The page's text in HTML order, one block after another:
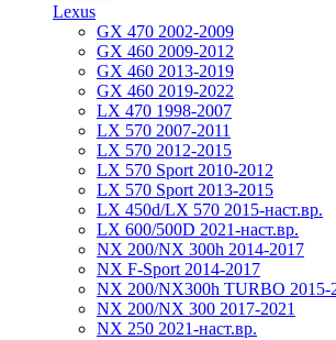
Lexus
GX 470 2002-2009
GX 460 2009-2012
GX 460 2013-2019
GX 460 2019-2022
LX 470 1998-2007
LX 570 2007-2011
LX 570 2012-2015
LX 570 Sport 2010-2012
LX 570 Sport 2013-2015
LX 450d/LX 570 2015-наст.вр.
LX 600/500D 2021-наст.вр.
NX 200/NX 300h 2014-2017
NX F-Sport 2014-2017
NX 200/NX300h TURBO 2015-
NX 200/NX 300 2017-2021
NX 250 2021-наст.вр.